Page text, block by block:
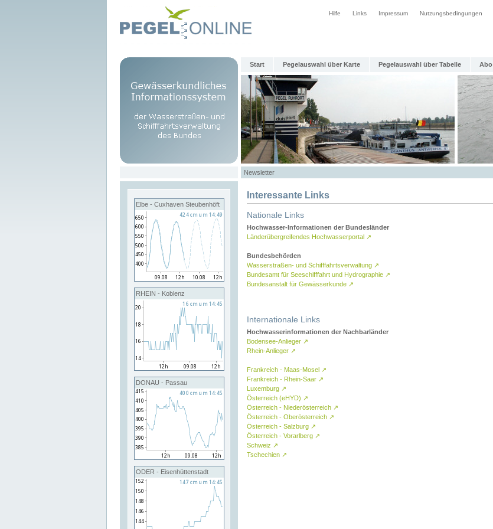
Hilfe Links Impressum Nutzungsbedingungen
Start Pegelauswahl über Karte Pegelauswahl über Tabelle Abo
Newsletter
Elbe - Cuxhaven Steubenhöft
RHEIN - Koblenz
DONAU - Passau
ODER - Eisenhüttenstadt
Interessante Links
Nationale Links
Hochwasser-Informationen der Bundesländer
Länderübergreifendes Hochwasserportal ↗
Bundesbehörden
Wasserstraßen- und Schifffahrtsverwaltung ↗
Bundesamt für Seeschifffahrt und Hydrographie ↗
Bundesanstalt für Gewässerkunde ↗
Internationale Links
Hochwasserinformationen der Nachbarländer
Bodensee-Anlieger ↗
Rhein-Anlieger ↗
Frankreich - Maas-Mosel ↗
Frankreich - Rhein-Saar ↗
Luxemburg ↗
Österreich (eHYD) ↗
Österreich - Niederösterreich ↗
Österreich - Oberösterreich ↗
Österreich - Salzburg ↗
Österreich - Vorarlberg ↗
Schweiz ↗
Tschechien ↗